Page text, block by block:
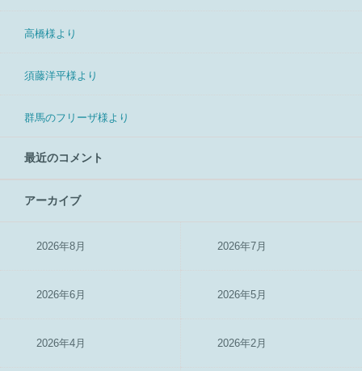
高橋様より
須藤洋平様より
群馬のフリーザ様より
最近のコメント
アーカイブ
2026年8月 2026年7月
2026年6月 2026年5月
2026年4月 2026年2月